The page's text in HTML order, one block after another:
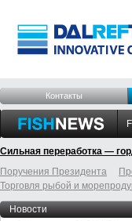
Контакты
Сильная переработка —
Поручения Президента
Торговля рыбой и
Новости